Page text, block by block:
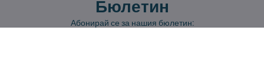
Бюлетин
Абонирай се за нашия бюлетин: